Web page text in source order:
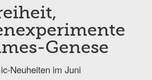
Genese
Neuheiten im Juni